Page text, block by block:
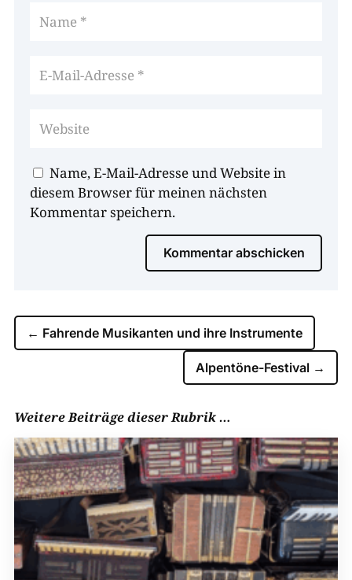
Name, E-Mail-Adresse und Website in
diesem Browser für meinen nächsten
Kommentar speichern.
Kommentar abschicken
← Fahrende Musikanten und ihre Instrumente
Alpentöne-Festival →
Weitere Beiträge dieser Rubrik …